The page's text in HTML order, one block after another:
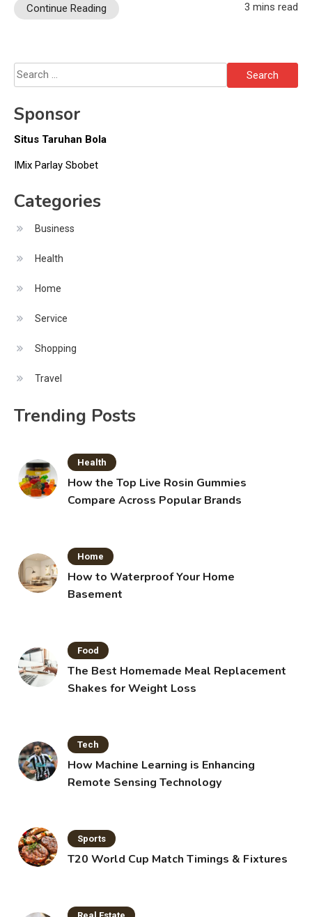
Continue Reading 3 mins read
Search
for:
Sponsor
Situs Taruhan Bola
IMix Parlay Sbobet
Categories
Business
Health
Home
Service
Shopping
Travel
Trending Posts
Health
How the Top Live Rosin Gummies
Compare Across Popular Brands
Home
How to Waterproof Your Home
Basement
Food
The Best Homemade Meal Replacement
Shakes for Weight Loss
Tech
How Machine Learning is Enhancing
Remote Sensing Technology
Sports
T20 World Cup Match Timings & Fixtures